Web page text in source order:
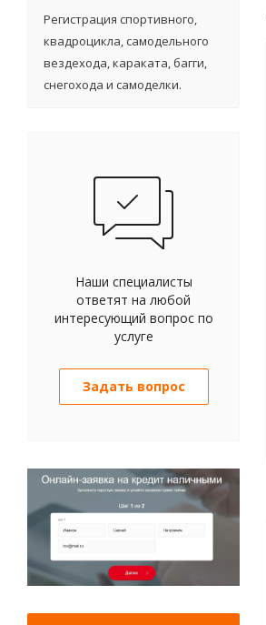
Регистрация спортивного,
квадроцикла, самодельного
вездехода, караката, багги,
снегохода и самоделки.
Наши специалисты
ответят на любой
интересующий вопрос по
услуге
Задать вопрос